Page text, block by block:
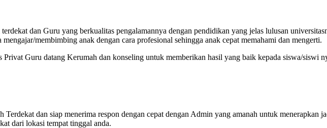
dan Guru yang berkualitas pengalamannya dengan pendidikan yang jelas lulusan
membimbing anak dengan cara profesional sehingga anak cepat memahami dan mengerti.
Guru datang Kerumah dan konseling untuk memberikan hasil yang baik kepada siswa/siswi
dan siap menerima respon dengan cepat dengan Admin yang amanah untuk menerapkan
dari lokasi tempat tinggal anda.